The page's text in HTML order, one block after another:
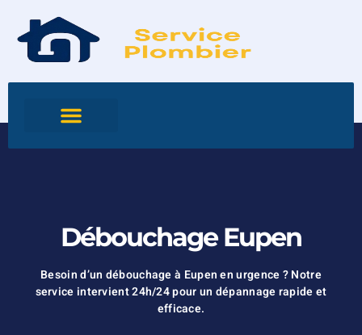
Débouchage Eupen
Besoin d’un débouchage à Eupen en urgence ? Notre
service intervient 24h/24 pour un dépannage rapide et
efficace.